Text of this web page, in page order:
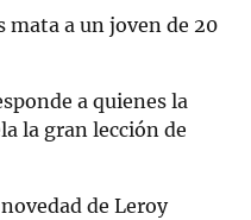
mata a un joven de 20
a quienes la
la gran lección de
de Leroy